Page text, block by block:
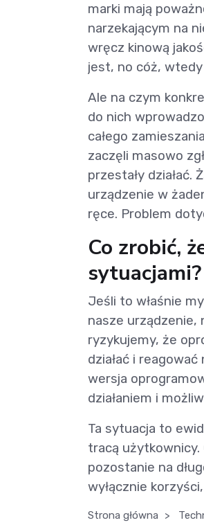
marki mają
narzekającym na
wręcz kinową
jest, no cóż,
Ale na czym
do nich
całego
zaczęli masowo
przestały działać.
urządzenie w
ręce. Problem
Co zrobić,
sytuacjami?
Jeśli to właśnie
nasze urządzenie,
ryzykujemy, że
działać i
wersja
działaniem i
Ta sytuacja to
tracą użytkownicy.
pozostanie na
wyłącznie
Strona główna >